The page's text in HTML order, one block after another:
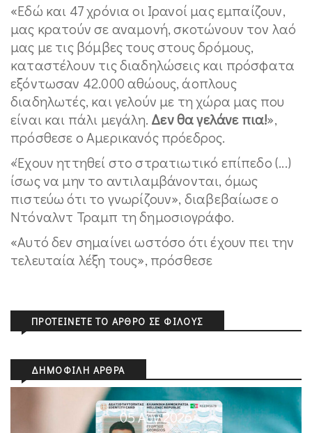
«Εδώ και 47 χρόνια οι Ιρανοί μας εμπαίζουν,
μας κρατούν σε αναμονή, σκοτώνουν τον λαό
μας με τις βόμβες τους στους δρόμους,
καταστέλουν τις διαδηλώσεις και πρόσφατα
εξόντωσαν 42.000 αθώους, άοπλους
διαδηλωτές, και γελούν με τη χώρα μας που
είναι και πάλι μεγάλη. Δεν θα γελάνε πια!»,
πρόσθεσε ο Αμερικανός πρόεδρος.
«Έχουν ηττηθεί στο στρατιωτικό επίπεδο (...)
ίσως να μην το αντιλαμβάνονται, όμως
πιστεύω ότι το γνωρίζουν», διαβεβαίωσε ο
Ντόναλντ Τραμπ τη δημοσιογράφο.
«Αυτό δεν σημαίνει ωστόσο ότι έχουν πει την
τελευταία λέξη τους», πρόσθεσε
ΠΡΟΤΕΊΝΕΤΕ ΤΟ ΆΡΘΡΟ ΣΕ ΦΊΛΟΥΣ
ΔΗΜΟΦΙΛΉ ΆΡΘΡΑ
05 Αυγ 2026